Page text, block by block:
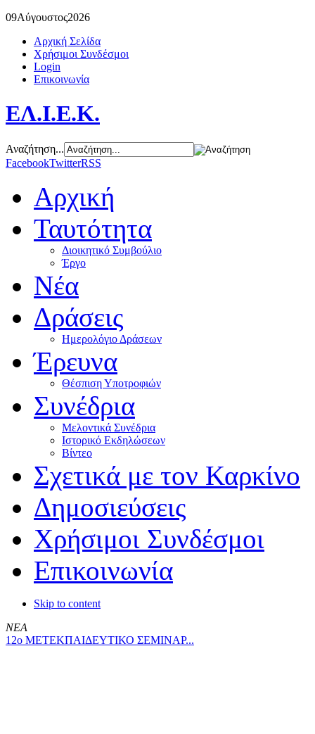
09Αύγουστος2026
Αρχική Σελίδα
Χρήσιμοι Συνδέσμοι
Login
Επικοινωνία
ΕΛ.Ι.Ε.Κ.
Αναζήτηση...
FacebookTwitterRSS
Αρχική
Ταυτότητα
Διοικητικό Συμβούλιο
Έργο
Νέα
Δράσεις
Ημερολόγιο Δράσεων
Έρευνα
Θέσπιση Υποτροφιών
Συνέδρια
Μελοντικά Συνέδρια
Ιστορικό Εκδηλώσεων
Βίντεο
Σχετικά με τον Καρκίνο
Δημοσιεύσεις
Χρήσιμοι Συνδέσμοι
Επικοινωνία
Skip to content
ΝΕΑ
12ο ΜΕΤΕΚΠΑΙΔΕΥΤΙΚΟ ΣΕΜΙΝΑΡ...